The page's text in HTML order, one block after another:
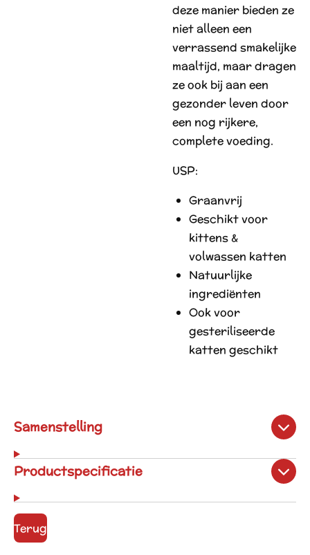
deze manier bieden ze
niet alleen een
verrassend smakelijke
maaltijd, maar dragen
ze ook bij aan een
gezonder leven door
een nog rijkere,
complete voeding.
USP:
Graanvrij
Geschikt voor
kittens &
volwassen katten
Natuurlijke
ingrediënten
Ook voor
gesteriliseerde
katten geschikt
Samenstelling
Productspecificatie
Terug